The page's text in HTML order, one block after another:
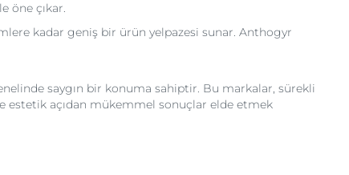
öne çıkar.
kadar geniş bir ürün yelpazesi sunar. Anthogyr
saygın bir konuma sahiptir. Bu markalar, sürekli
estetik açıdan mükemmel sonuçlar elde etmek